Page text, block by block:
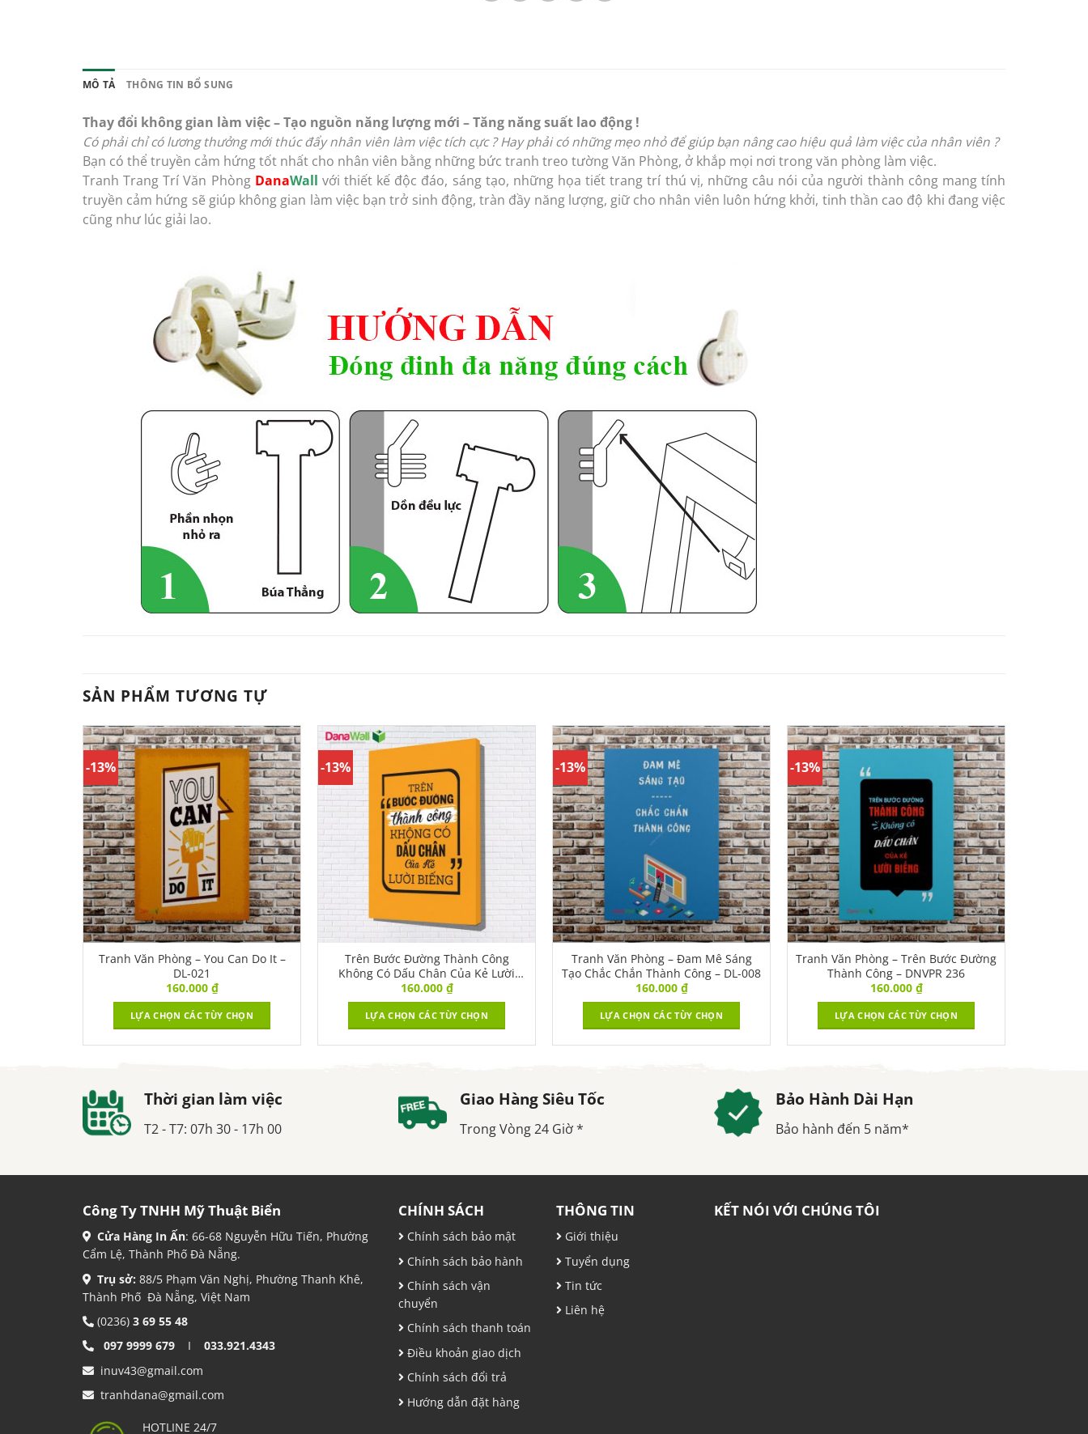
MÔ TẢ THÔNG TIN BỔ SUNG
Thay đổi không gian làm việc – Tạo nguồn năng lượng mới – Tăng năng suất lao động !
Có phải chỉ có lương thưởng mới thúc đẩy nhân viên làm việc tích cực ? Hay phải có những mẹo nhỏ để giúp bạn nâng cao hiệu quả làm việc của nhân viên ?
Bạn có thể truyền cảm hứng tốt nhất cho nhân viên bằng những bức tranh treo tường Văn Phòng, ở khắp mọi nơi trong văn phòng làm việc.
Tranh Trang Trí Văn Phòng DanaWall với thiết kế độc đáo, sáng tạo, những họa tiết trang trí thú vị, những câu nói của người thành công mang tính
truyền cảm hứng sẽ giúp không gian làm việc bạn trở sinh động, tràn đầy năng lượng, giữ cho nhân viên luôn hứng khởi, tinh thần cao độ khi đang việc
cũng như lúc giải lao.
SẢN PHẨM TƯƠNG TỰ
-13%
Tranh Văn Phòng – You Can Do It –
DL-021
160.000 ₫
LỰA CHỌN CÁC TÙY CHỌN
-13%
Trên Bước Đường Thành Công
Không Có Dấu Chân Của Kẻ Lười
Biếng | VPBR-135
160.000 ₫
LỰA CHỌN CÁC TÙY CHỌN
-13%
Tranh Văn Phòng – Đam Mê Sáng
Tạo Chắc Chắn Thành Công – DL-008
160.000 ₫
LỰA CHỌN CÁC TÙY CHỌN
-13%
Tranh Văn Phòng – Trên Bước Đường
Thành Công – DNVPR 236
160.000 ₫
LỰA CHỌN CÁC TÙY CHỌN
Thời gian làm việc
T2 - T7: 07h 30 - 17h 00
Giao Hàng Siêu Tốc
Trong Vòng 24 Giờ *
Bảo Hành Dài Hạn
Bảo hành đến 5 năm*
Công Ty TNHH Mỹ Thuật Biển
Cửa Hàng In Ấn: 66-68 Nguyễn Hữu Tiến, Phường
Cẩm Lệ, Thành Phố Đà Nẵng.
Trụ sở: 88/5 Phạm Văn Nghị, Phường Thanh Khê,
Thành Phố Đà Nẵng, Việt Nam
(0236) 3 69 55 48
097 9999 679 I 033.921.4343
inuv43@gmail.com
tranhdana@gmail.com
HOTLINE 24/7
CHÍNH SÁCH
Chính sách bảo mật
Chính sách bảo hành
Chính sách vận
chuyển
Chính sách thanh toán
Điều khoản giao dịch
Chính sách đổi trả
Hướng dẫn đặt hàng
THÔNG TIN
Giới thiệu
Tuyển dụng
Tin tức
Liên hệ
KẾT NÓI VỚI CHÚNG TÔI